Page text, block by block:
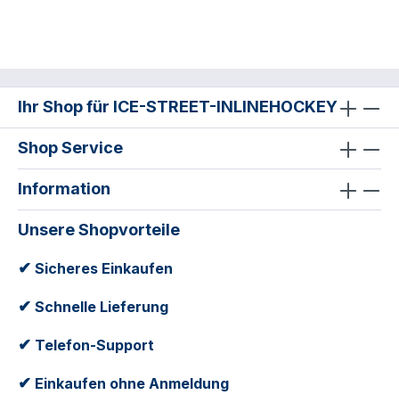
Ihr Shop für ICE-STREET-INLINEHOCKEY
Shop Service
Information
Unsere Shopvorteile
✔ Sicheres Einkaufen
✔ Schnelle Lieferung
✔ Telefon-Support
✔ Einkaufen ohne Anmeldung